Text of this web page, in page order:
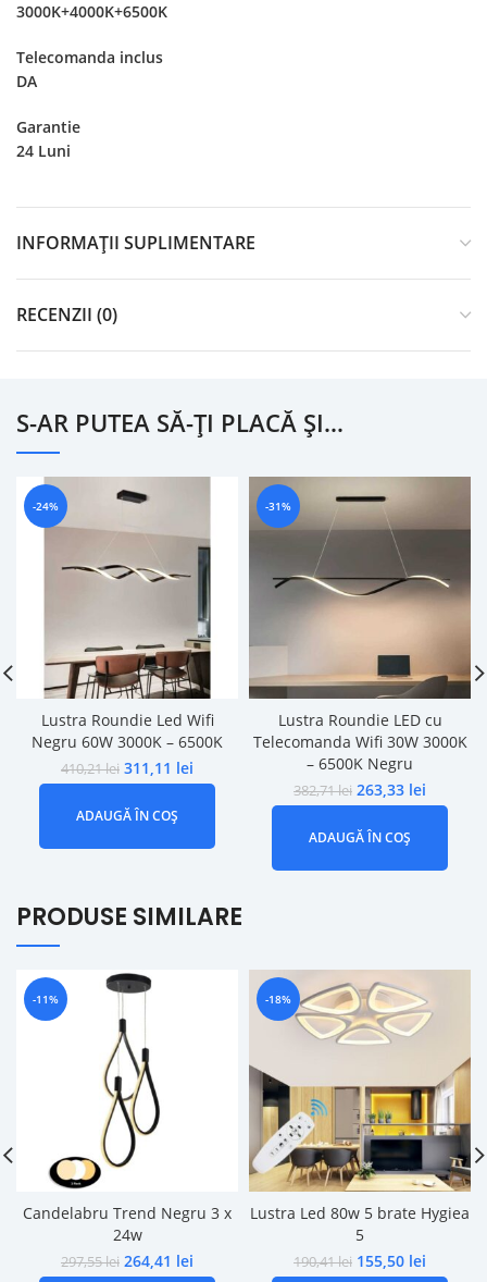
3000K+4000K+6500K
Telecomanda inclus
DA
Garantie
24 Luni
INFORMAȚII SUPLIMENTARE
RECENZII (0)
S-AR PUTEA SĂ-ȚI PLACĂ ȘI…
-24%
Lustra Roundie Led Wifi
Negru 60W 3000K – 6500K
410,21lei 311,11 lei
ADAUGĂ ÎN COȘ
-31%
Lustra Roundie LED cu
Telecomanda Wifi 30W 3000K
– 6500K Negru
382,71lei 263,33 lei
ADAUGĂ ÎN COȘ
PRODUSE SIMILARE
-11%
Candelabru Trend Negru 3 x
24w
297,55lei 264,41 lei
-18%
Lustra Led 80w 5 brate Hygiea
5
190,41lei 155,50 lei